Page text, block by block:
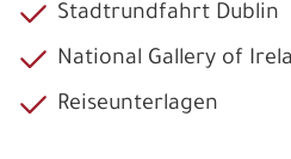
Stadtrundfahrt Dublin
National Gallery of
Reiseunterlagen